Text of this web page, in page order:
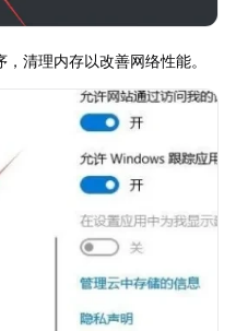
，清理内存以改善网络性能。